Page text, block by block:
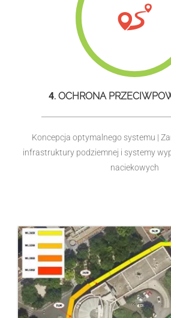
4. OCHRONA
Koncepcja optymalnego systemu |
infrastruktury podziemnej i systemy
naciekowych